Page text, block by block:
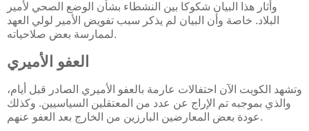
وأثار هذا البيان شكوكا بين النشطاء بشأن الوضع الصحي لأمير
البلاد. خاصة وأن البيان لم يذكر سبب تفويض الأمير لولي العهد
لممارسة بعض صلاحياته.
العفو الأميري
وتشهد الكويت الآن احتفالات عارمة بالعفو الأميري الصادر قبل أيام،
والذي بموجبه تم الإراج عن عدد من المعتقلين السياسيين. وكذلك
عودة بعض المعارضين البارزين من الخارج بعد العفو عنهم.